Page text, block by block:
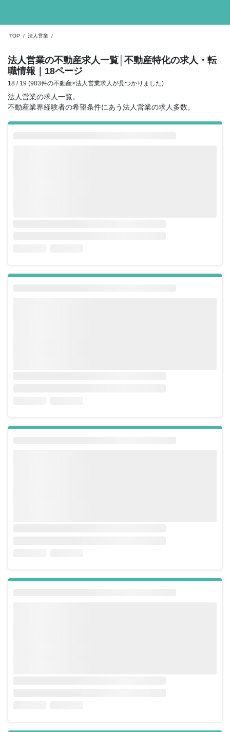
TOP / 法人営業 /
法人営業の不動産求人一覧 │不動産特化の求人・転
職情報 ｜18ページ
18 / 19 (903件の不動産×法人営業求人が見つかりました)
法人営業の求人一覧。
不動産業界経験者の希望条件にあう法人営業の求人多数。